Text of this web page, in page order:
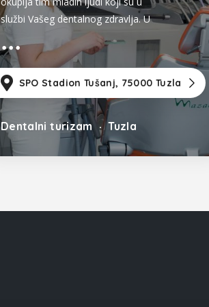
službi Vašeg dentalnog zdravlja. U
našoj ordinaciji pružamo vrhunske
stomatološke usluge koristeći
savremene metode i
visokokvalitetne materijale uz
posvećenost svakom pacijentu u
ugodnoj i
SPO Stadion Tušanj, 75000 Tuzla
Dentalni turizam Tuzla